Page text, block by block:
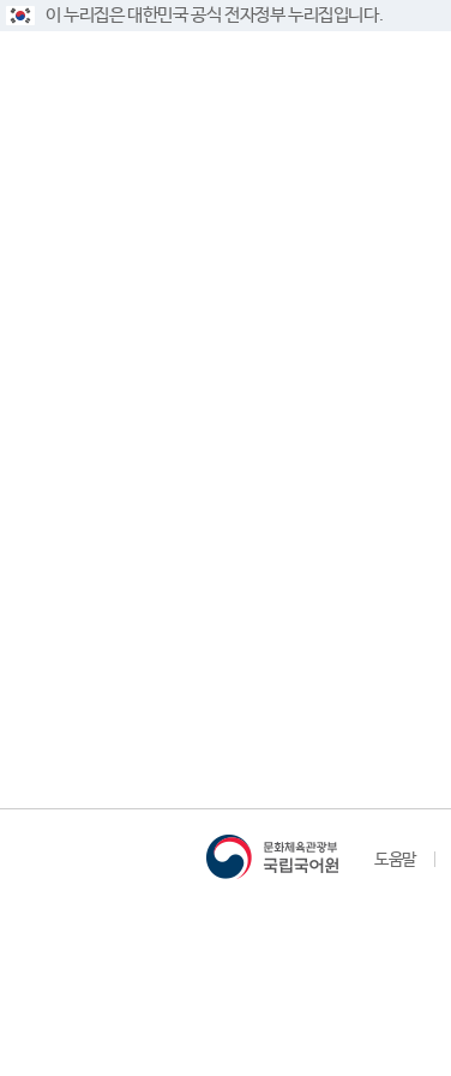
이 누리집은 대한민국 공식 전자정부 누리집입니다.
도움말